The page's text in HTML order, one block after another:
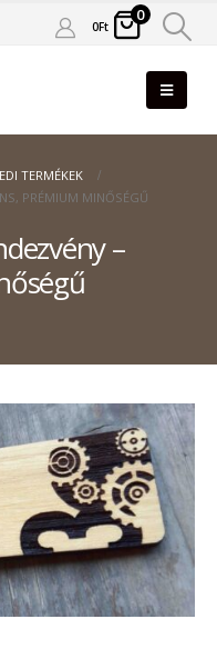
0Ft
0
TERMÉKEK
PRÉMIUM MINŐSÉGŰ
–